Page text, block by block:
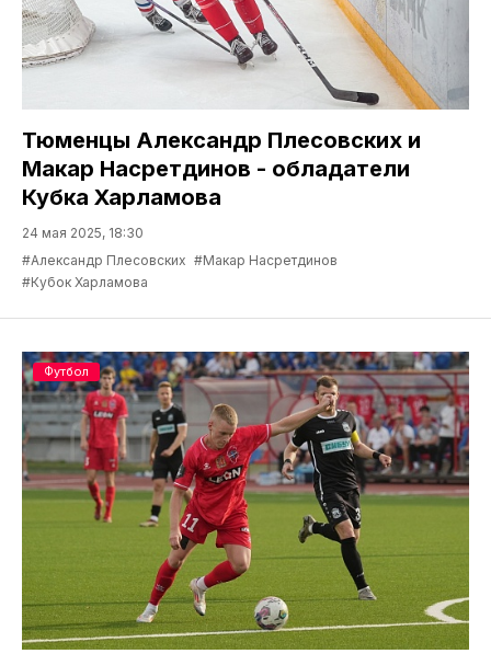
Тюменцы Александр Плесовских и
Макар Насретдинов - обладатели
Кубка Харламова
24 мая 2025, 18:30
#Александр Плесовских #Макар Насретдинов
#Кубок Харламова
Футбол